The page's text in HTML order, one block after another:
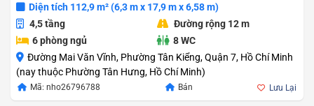
Diện tích 112,9 m² (6,3 m x 17,9 m x 6,58 m)
4,5 tầng
Đường rộng 12 m
6 phòng ngủ
8 WC
Đường Mai Văn Vĩnh, Phường Tân Kiểng, Quận 7, Hồ Chí Minh
(nay thuộc Phường Tân Hưng, Hồ Chí Minh)
Mã: nho26796788 Bán
Giá
gốc
Giá
hiện
Lưu Lại